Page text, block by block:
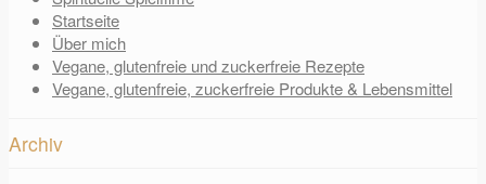
Startseite
Über mich
Vegane, glutenfreie und zuckerfreie Rezepte
Vegane, glutenfreie, zuckerfreie Produkte & Lebensmittel
Archiv